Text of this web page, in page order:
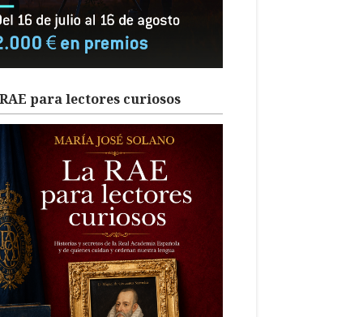
para lectores curiosos